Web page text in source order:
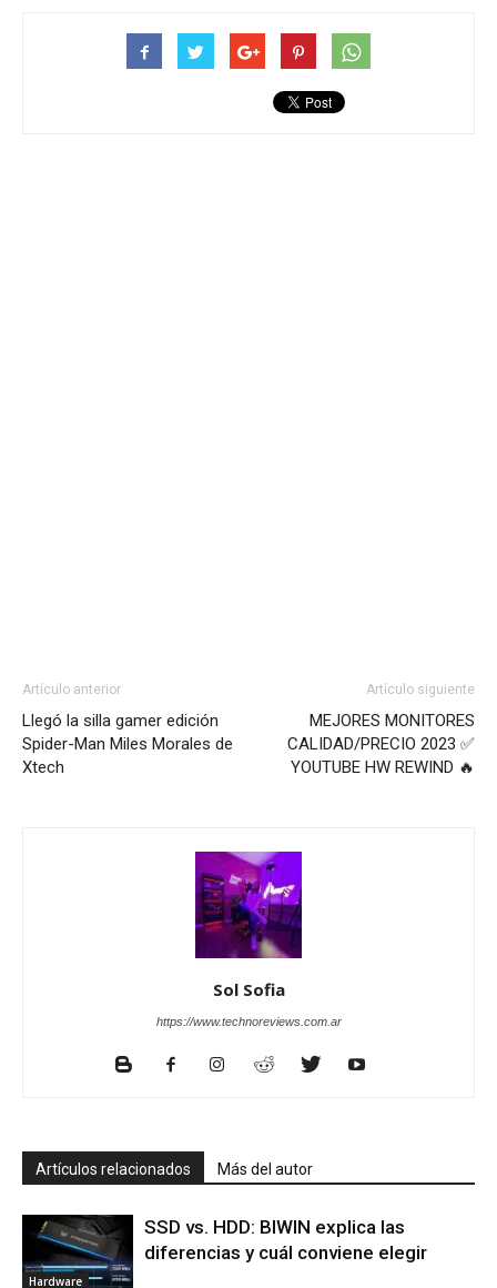
Artículo anterior
Llegó la silla gamer edición
Spider-Man Miles Morales de
Xtech
Artículo siguiente
MEJORES MONITORES
CALIDAD/PRECIO 2023 ✅
YOUTUBE HW REWIND 🔥
Sol Sofia
https://www.technoreviews.com.ar
Artículos relacionados Más del autor
Hardware
SSD vs. HDD: BIWIN explica las
diferencias y cuál conviene elegir